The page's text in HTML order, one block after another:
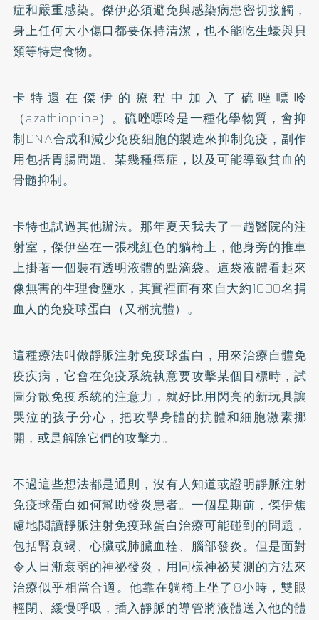
症和嚴重感染。傑伊必須避免與感染病患密切接觸，
身上任何大小傷口都要保持清潔，也不能吃生蠔與貝
類等特定食物。
卡特還在傑伊的療程中加入了硫唑嘌呤
（azathioprine）。硫唑嘌呤是一種化學物質，會抑
制DNA合成和減少免疫細胞的製造來抑制免疫，副作
用包括胃腸問題、某幾種癌症，以及可能導致貧血的
骨髓抑制。
卡特也試過其他辦法。那年夏天我去了一趟醫院的注
射室，傑伊坐在一張桃紅色的躺椅上，他身旁的推車
上掛著一個裝有透明液體的點滴袋。這袋液體看起來
像無害的生理食鹽水，其實裡面有來自大約1000名捐
血人的免疫球蛋白（又稱抗體）。
這種療法叫做靜脈注射免疫球蛋白，用來治療自體免
疫疾病，它會在免疫系統執意要攻擊某個目標時，試
圖分散免疫系統的注意力，就好比用閃亮的新玩具讓
哭泣的孩子分心，把攻擊身體的抗體和細胞激素挪
開，或是解除它們的攻擊力。
不過這些想法都是通則，沒有人知道或證明靜脈注射
免疫球蛋白如何幫助發炎患者。一個星期前，傑伊焦
慮地閱讀靜脈注射免疫球蛋白治療可能碰到的問題，
包括腎衰竭、心臟或肺臟血栓、腦部發炎。但是面對
令人日漸衰弱的神祕發炎，用同樣神祕莫測的方法來
治療似乎相當合適。他靠在躺椅上坐了8小時，雙眼
輕閉、緩慢呼吸，插入靜脈的導管將液體送入他的體